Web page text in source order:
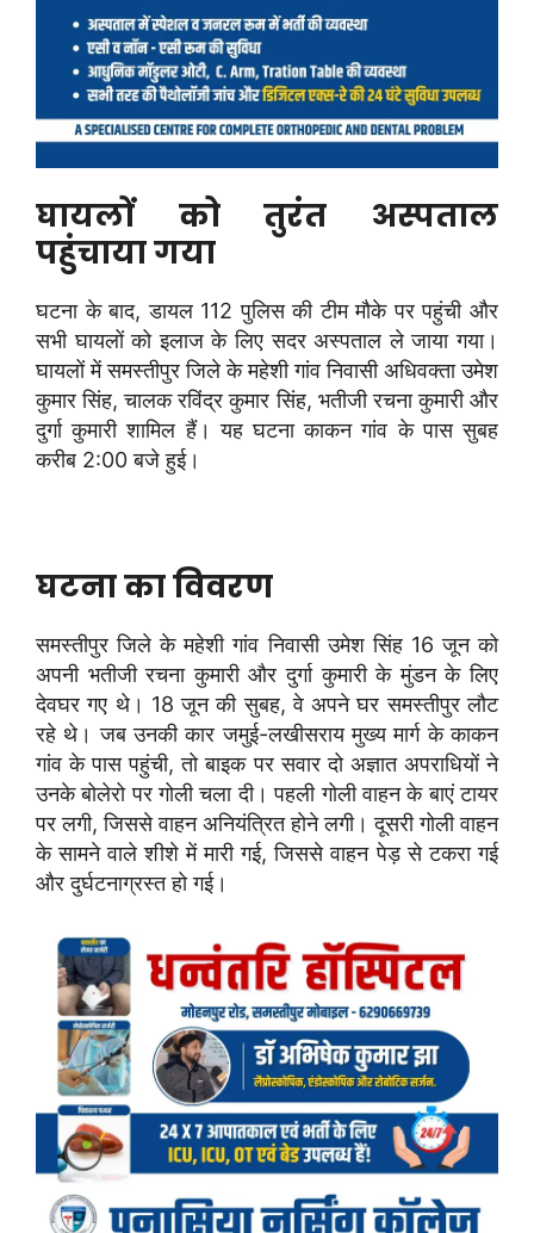
घायलों को तुरंत अस्पताल
पहुंचाया गया
घटना के बाद, डायल 112 पुलिस की टीम मौके पर पहुंची और
सभी घायलों को इलाज के लिए सदर अस्पताल ले जाया गया।
घायलों में समस्तीपुर जिले के महेशी गांव निवासी अधिवक्ता उमेश
कुमार सिंह, चालक रविंद्र कुमार सिंह, भतीजी रचना कुमारी और
दुर्गा कुमारी शामिल हैं। यह घटना काकन गांव के पास सुबह
करीब 2:00 बजे हुई।
घटना का विवरण
समस्तीपुर जिले के महेशी गांव निवासी उमेश सिंह 16 जून को
अपनी भतीजी रचना कुमारी और दुर्गा कुमारी के मुंडन के लिए
देवघर गए थे। 18 जून की सुबह, वे अपने घर समस्तीपुर लौट
रहे थे। जब उनकी कार जमुई-लखीसराय मुख्य मार्ग के काकन
गांव के पास पहुंची, तो बाइक पर सवार दो अज्ञात अपराधियों ने
उनके बोलेरो पर गोली चला दी। पहली गोली वाहन के बाएं टायर
पर लगी, जिससे वाहन अनियंत्रित होने लगी। दूसरी गोली वाहन
के सामने वाले शीशे में मारी गई, जिससे वाहन पेड़ से टकरा गई
और दुर्घटनाग्रस्त हो गई।